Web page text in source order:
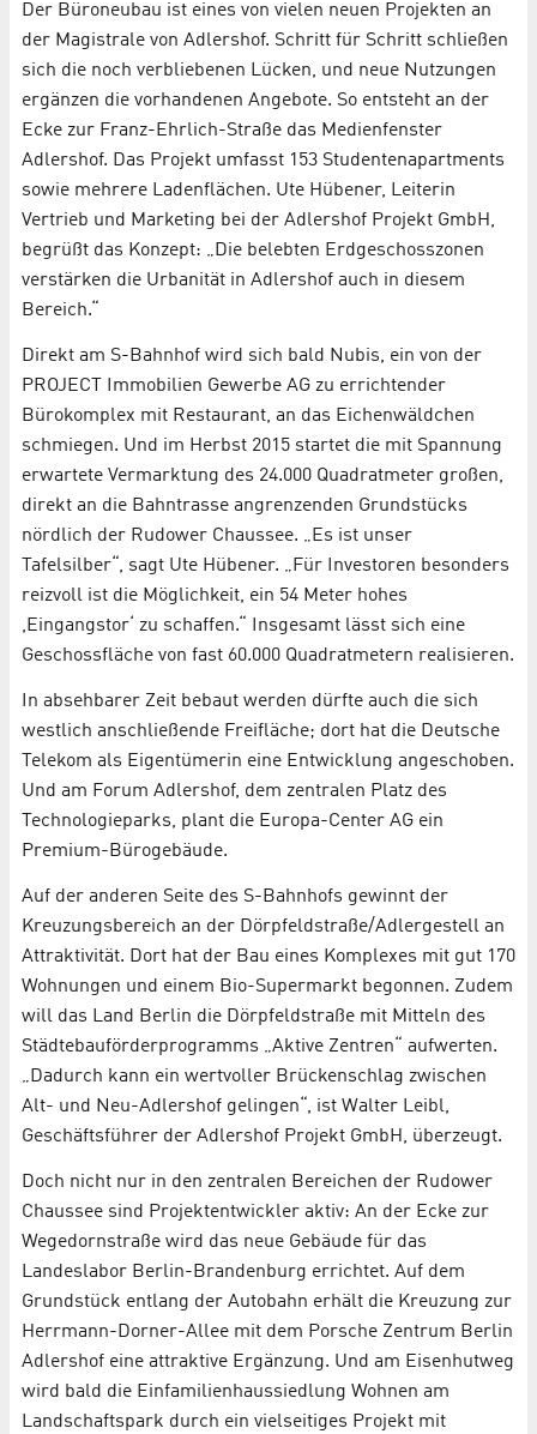
Der Büroneubau ist eines von vielen neuen Projekten an
der Magistrale von Adlershof. Schritt für Schritt schließen
sich die noch verbliebenen Lücken, und neue Nutzungen
ergänzen die vorhandenen Angebote. So entsteht an der
Ecke zur Franz-Ehrlich-Straße das Medienfenster
Adlershof. Das Projekt umfasst 153 Studentenapartments
sowie mehrere Ladenflächen. Ute Hübener, Leiterin
Vertrieb und Marketing bei der Adlershof Projekt GmbH,
begrüßt das Konzept: „Die belebten Erdgeschosszonen
verstärken die Urbanität in Adlershof auch in diesem
Bereich.“
Direkt am S-Bahnhof wird sich bald Nubis, ein von der
PROJECT Immobilien Gewerbe AG zu errichtender
Bürokomplex mit Restaurant, an das Eichenwäldchen
schmiegen. Und im Herbst 2015 startet die mit Spannung
erwartete Vermarktung des 24.000 Quadratmeter großen,
direkt an die Bahntrasse angrenzenden Grundstücks
nördlich der Rudower Chaussee. „Es ist unser
Tafelsilber“, sagt Ute Hübener. „Für Investoren besonders
reizvoll ist die Möglichkeit, ein 54 Meter hohes
,Eingangstor‘ zu schaffen.“ Insgesamt lässt sich eine
Geschossfläche von fast 60.000 Quadratmetern realisieren.
In absehbarer Zeit bebaut werden dürfte auch die sich
westlich anschließende Freifläche; dort hat die Deutsche
Telekom als Eigentümerin eine Entwicklung angeschoben.
Und am Forum Adlershof, dem zentralen Platz des
Technologieparks, plant die Europa-Center AG ein
Premium-Bürogebäude.
Auf der anderen Seite des S-Bahnhofs gewinnt der
Kreuzungsbereich an der Dörpfeldstraße/Adlergestell an
Attraktivität. Dort hat der Bau eines Komplexes mit gut 170
Wohnungen und einem Bio-Supermarkt begonnen. Zudem
will das Land Berlin die Dörpfeldstraße mit Mitteln des
Städtebauförderprogramms „Aktive Zentren“ aufwerten.
„Dadurch kann ein wertvoller Brückenschlag zwischen
Alt- und Neu-Adlershof gelingen“, ist Walter Leibl,
Geschäftsführer der Adlershof Projekt GmbH, überzeugt.
Doch nicht nur in den zentralen Bereichen der Rudower
Chaussee sind Projektentwickler aktiv: An der Ecke zur
Wegedornstraße wird das neue Gebäude für das
Landeslabor Berlin-Brandenburg errichtet. Auf dem
Grundstück entlang der Autobahn erhält die Kreuzung zur
Herrmann-Dorner-Allee mit dem Porsche Zentrum Berlin
Adlershof eine attraktive Ergänzung. Und am Eisenhutweg
wird bald die Einfamilienhaussiedlung Wohnen am
Landschaftspark durch ein vielseitiges Projekt mit